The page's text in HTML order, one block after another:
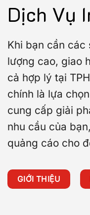
Dịch Vụ
Khi bạn cần các
lượng cao, giao
cả hợp lý tại
chính là lựa
cung cấp giải
nhu cầu của
quảng cáo cho
GIỚI THIỆU